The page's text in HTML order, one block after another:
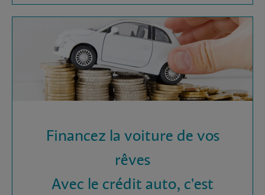
Financez la voiture de vos
rêves
Avec le crédit auto, c'est